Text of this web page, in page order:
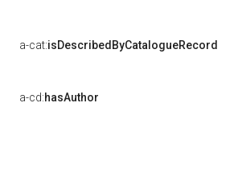
a-cat:isDescribedByCatalogueRecord
a-cd:hasAuthor